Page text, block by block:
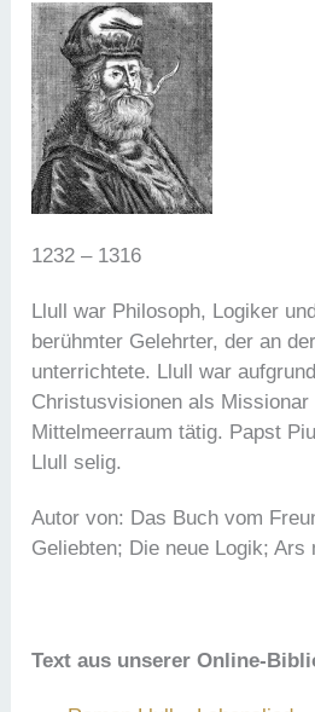
1232 – 1316
Llull war Philosoph, Logiker
berühmter Gelehrter, der an
unterrichtete. Llull war
Christusvisionen als Missionar
Mittelmeerraum tätig. Papst
Llull selig.
Autor von: Das Buch vom
Geliebten; Die neue Logik; Ars
Text aus unserer Online-